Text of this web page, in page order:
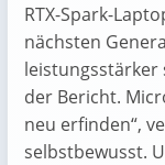
RTX-Spark-
nächsten
leistungsstärker
der Bericht.
neu erfinden“,
selbstbewusst.